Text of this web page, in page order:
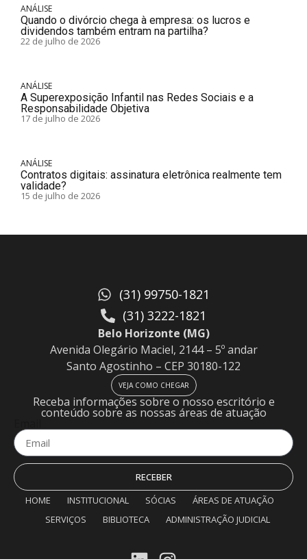
ANÁLISE
Quando o divórcio chega à empresa: os lucros e
dividendos também entram na partilha?
22 de julho de 2026
ANÁLISE
A Superexposição Infantil nas Redes Sociais e a
Responsabilidade Objetiva
17 de julho de 2026
ANÁLISE
Contratos digitais: assinatura eletrônica realmente tem
validade?
15 de julho de 2026
(31) 99750-1821
(31) 3222-1821
Belo Horizonte (MG)
Avenida Olegário Maciel, 2144 – 5º andar
Santo Agostinho – CEP 30180-122
VEJA COMO CHEGAR
Receba informações sobre o nosso escritório e
conteúdo sobre as nossas áreas de atuação
RECEBER
HOME
INSTITUCIONAL SÓCIAS
ÁREAS DE ATUAÇÃO
SERVIÇOS
BIBLIOTECA ADMINISTRAÇÃO JUDICIAL